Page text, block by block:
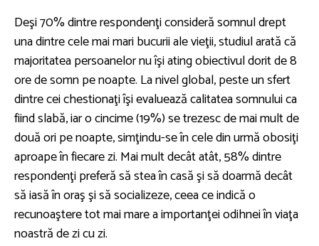
Deşi 70% dintre respondenţi consideră somnul drept
una dintre cele mai mari bucurii ale vieţii, studiul arată că
majoritatea persoanelor nu îşi ating obiectivul dorit de 8
ore de somn pe noapte. La nivel global, peste un sfert
dintre cei chestionaţi îşi evaluează calitatea somnului ca
fiind slabă, iar o cincime (19%) se trezesc de mai mult de
două ori pe noapte, simţindu-se în cele din urmă obosiţi
aproape în fiecare zi. Mai mult decât atât, 58% dintre
respondenţi preferă să stea în casă şi să doarmă decât
să iasă în oraş şi să socializeze, ceea ce indică o
recunoaştere tot mai mare a importanţei odihnei în viaţa
noastră de zi cu zi.